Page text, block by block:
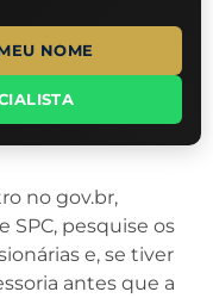
NOME
no gov.br,
SPC, pesquise os
e, se tiver
antes que a